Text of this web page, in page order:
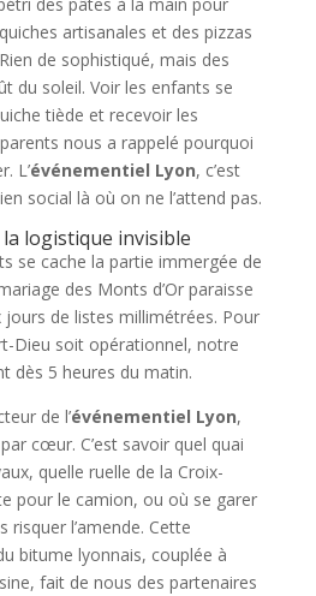
des pâtes à la main pour
artisanales et des pizzas
de sophistiqué, mais des
du soleil. Voir les enfants se
tiède et recevoir les
nous a rappelé pourquoi
L’événementiel Lyon, c’est
social là où on ne l’attend pas.
la logistique invisible
se cache la partie immergée de
des Monts d’Or paraisse
jours de listes millimétrées. Pour
Dieu soit opérationnel, notre
dès 5 heures du matin.
de l’événementiel Lyon,
cœur. C’est savoir quel quai
quelle ruelle de la Croix-
pour le camion, ou où se garer
risquer l’amende. Cette
bitume lyonnais, couplée à
fait de nous des partenaires